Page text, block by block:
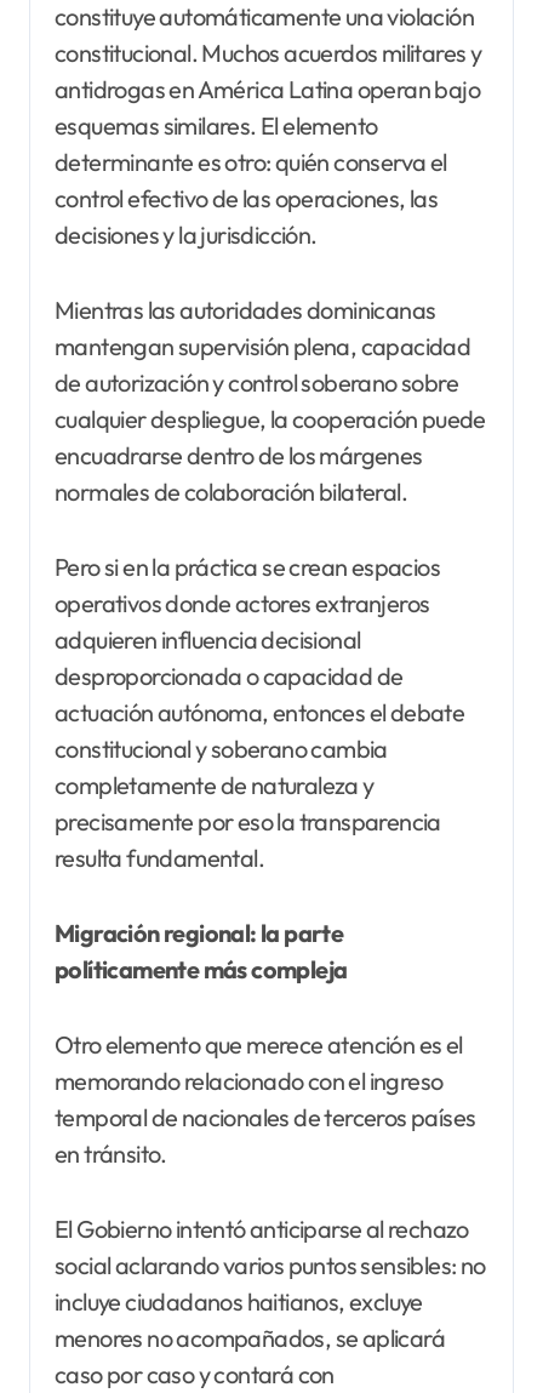
constituye automáticamente una violación
constitucional. Muchos acuerdos militares y
antidrogas en América Latina operan bajo
esquemas similares. El elemento
determinante es otro: quién conserva el
control efectivo de las operaciones, las
decisiones y la jurisdicción.
Mientras las autoridades dominicanas
mantengan supervisión plena, capacidad
de autorización y control soberano sobre
cualquier despliegue, la cooperación puede
encuadrarse dentro de los márgenes
normales de colaboración bilateral.
Pero si en la práctica se crean espacios
operativos donde actores extranjeros
adquieren influencia decisional
desproporcionada o capacidad de
actuación autónoma, entonces el debate
constitucional y soberano cambia
completamente de naturaleza y
precisamente por eso la transparencia
resulta fundamental.
Migración regional: la parte
políticamente más compleja
Otro elemento que merece atención es el
memorando relacionado con el ingreso
temporal de nacionales de terceros países
en tránsito.
El Gobierno intentó anticiparse al rechazo
social aclarando varios puntos sensibles: no
incluye ciudadanos haitianos, excluye
menores no acompañados, se aplicará
caso por caso y contará con